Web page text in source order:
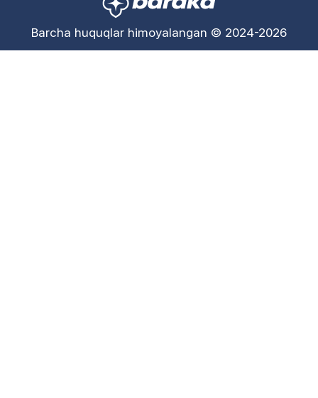
Barcha huquqlar himoyalangan © 2024-2026